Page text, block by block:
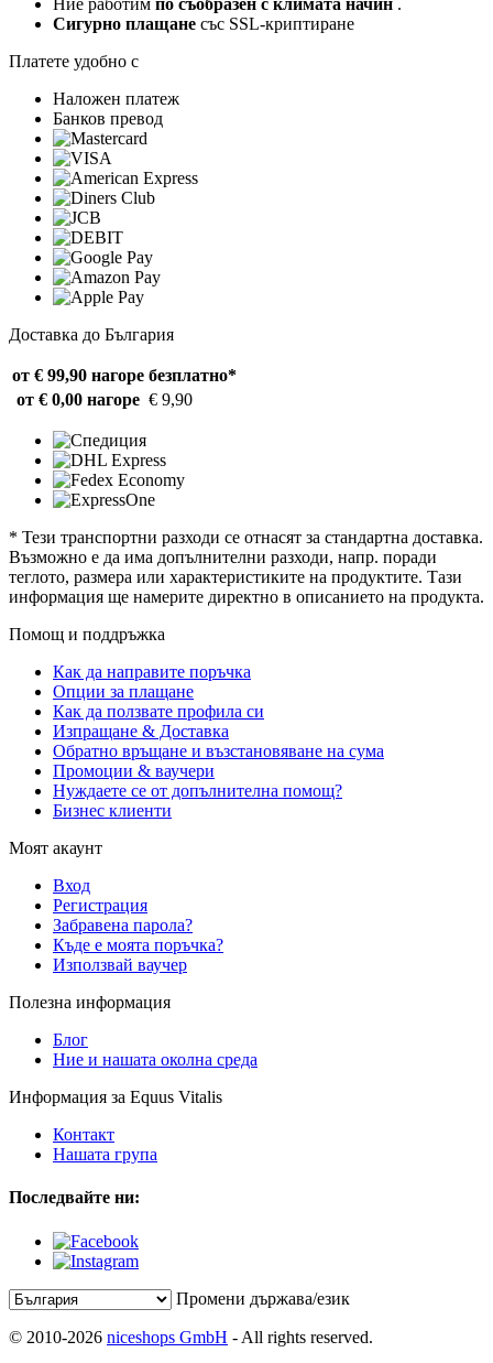
Ние работим по съобразен с климата начин .
Сигурно плащане със SSL-криптиране
Платете удобно с
Наложен платеж
Банков превод
Доставка до България
от € 99,90 нагоре безплатно*
от € 0,00 нагоре € 9,90
* Тези транспортни разходи се отнасят за стандартна доставка.
Възможно е да има допълнителни разходи, напр. поради
теглото, размера или характеристиките на продуктите. Тази
информация ще намерите директно в описанието на продукта.
Помощ и поддръжка
Как да направите поръчка
Опции за плащане
Как да ползвате профила си
Изпращане & Доставка
Обратно връщане и възстановяване на сума
Промоции & ваучери
Нуждаете се от допълнителна помощ?
Бизнес клиенти
Моят акаунт
Вход
Регистрация
Забравена парола?
Къде е моята поръчка?
Използвай ваучер
Полезна информация
Блог
Ние и нашата околна среда
Информация за Equus Vitalis
Контакт
Нашата група
Последвайте ни:
Промени държава/език
© 2010-2026 niceshops GmbH - All rights reserved.